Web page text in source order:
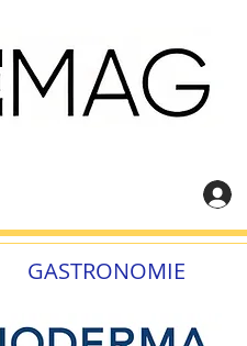
GASTRONOMIE